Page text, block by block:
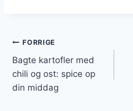
Indlægsnavigation
FORRIGE
Bagte kartofler med
chili og ost: spice op
din middag